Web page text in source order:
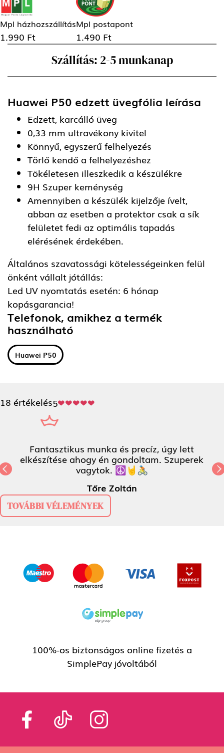
Mpl házhozszállítás
1.990 Ft
Mpl postapont
1.490 Ft
Szállítás: 2-5 munkanap
Huawei P50 edzett üvegfólia leírása
Edzett, karcálló üveg
0,33 mm ultravékony kivitel
Könnyű, egyszerű felhelyezés
Törlő kendő a felhelyezéshez
Tökéletesen illeszkedik a készülékre
9H Szuper keménység
Amennyiben a készülék kijelzője ívelt,
abban az esetben a protektor csak a sík
felületet fedi az optimális tapadás
elérésének érdekében.
Általános szavatossági kötelességeinken felül
önként vállalt jótállás:
Led UV nyomtatás esetén: 6 hónap
kopásgarancia!
Telefonok, amikhez a termék
használható
Huawei P50
18 értékelés5
és precíz, úgy lett
én gondoltam. Szuperek
☮️🤘🚴
Cuki lett a tok
Previous
TOVÁBBI VÉLEMÉNYEK
100%-os biztonságos online fizetés a
SimplePay jóvoltából